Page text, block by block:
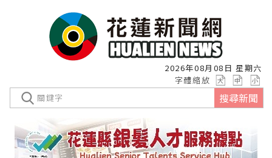
2026年08月08日 星期六
字體縮放
搜尋新聞